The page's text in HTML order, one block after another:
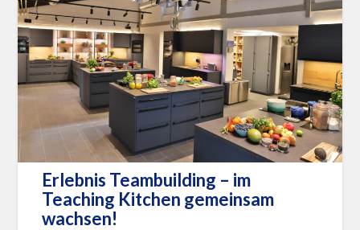
Erlebnis Teambuilding – im
Teaching Kitchen gemeinsam
wachsen!